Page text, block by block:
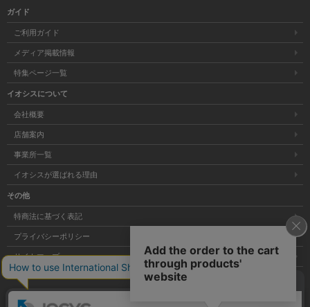
ガイド
ご利用ガイド
メディア掲載情報
特集ページ一覧
イオシスについて
会社概要
店舗案内
事業所一覧
イオシスが選ばれる理由
その他
特商法に基づく表記
プライバシーポリシー
サイトマップ